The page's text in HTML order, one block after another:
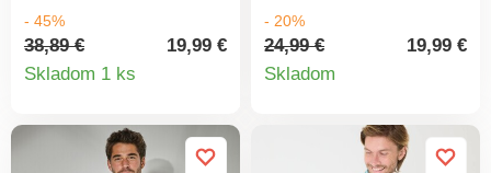
táto košeľa s krátkymi
rukávmi nemá chybu! Z
materiálu, ktorý sa
rukávy. Vzadu podšité
sedlo. Vpredu a vzadu
- 45%
38,89 €
19,99 €
Skladom 1 ks
Detail
Košeľový golier.
Gombíková léga. 2
náprsné našité vrecká s
manžetami na gombíky.
Vpredu na ramenách a
- 20%
24,99 €
19,99 €
Skladom
Detail